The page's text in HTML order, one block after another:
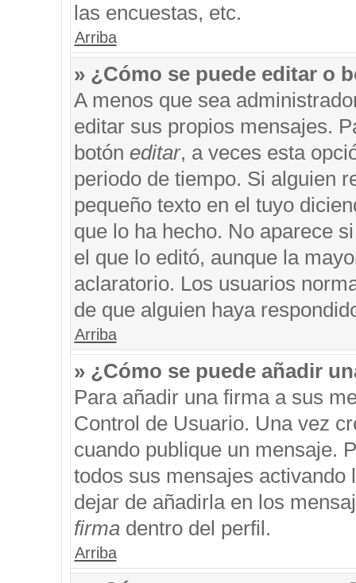
las encuestas, etc.
Arriba
» ¿Cómo se puede editar o
A menos que sea
editar sus propios mensajes.
botón editar, a veces esta
periodo de tiempo. Si alguien
pequeño texto en el tuyo
que lo ha hecho. No aparece
el que lo editó, aunque la
aclaratorio. Los usuarios
de que alguien haya
Arriba
» ¿Cómo se puede añadir
Para añadir una firma a sus
Control de Usuario. Una vez
cuando publique un mensaje.
todos sus mensajes
dejar de añadirla en los
firmadentro del perfil.
Arriba